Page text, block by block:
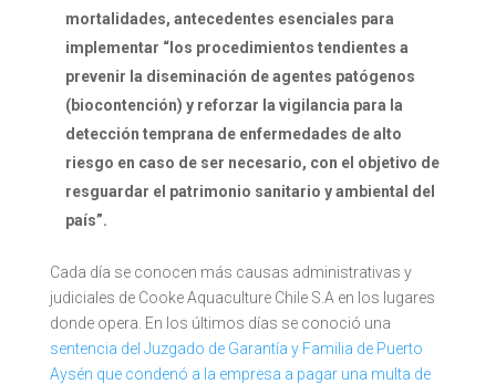
mortalidades, antecedentes esenciales para
implementar “los procedimientos tendientes a
prevenir la diseminación de agentes patógenos
(biocontención) y reforzar la vigilancia para la
detección temprana de enfermedades de alto
riesgo en caso de ser necesario, con el objetivo de
resguardar el patrimonio sanitario y ambiental del
país”.
Cada día se conocen más causas administrativas y
judiciales de Cooke Aquaculture Chile S.A en los lugares
donde opera. En los últimos días se conoció una
sentencia del Juzgado de Garantía y Familia de Puerto
Aysén que condenó a la empresa a pagar una multa de